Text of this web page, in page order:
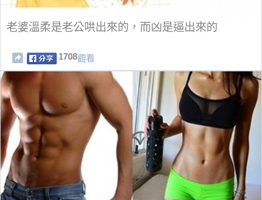
老婆溫柔是老公哄出來的，而凶是逼出來的
1708觀看